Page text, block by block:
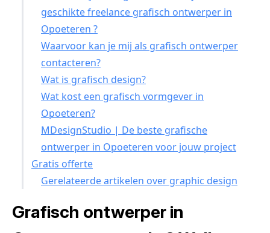
geschikte freelance grafisch ontwerper in
Opoeteren ?
Waarvoor kan je mij als grafisch ontwerper
contacteren?
Wat is grafisch design?
Wat kost een grafisch vormgever in
Opoeteren?
MDesignStudio | De beste grafische
ontwerper in Opoeteren voor jouw project
Gratis offerte
Gerelateerde artikelen over graphic design
Grafisch ontwerper in